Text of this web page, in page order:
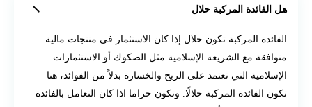
هل الفائدة المركبة حلال
الفائدة المركبة تكون حلال إذا كان الاستثمار في منتجات مالية
متوافقة مع الشريعة الإسلامية مثل الصكوك أو الاستثمارات
الإسلامية التي تعتمد على الربح والخسارة بدلاً من الفوائد، هنا
تكون الفائدة المركبة حلالًا. وتكون حراما اذا كان التعامل بالفائدة